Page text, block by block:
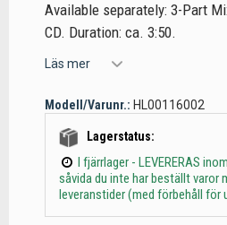
Available separately: 3-Part
CD. Duration: ca. 3:50.
Läs mer
Modell/Varunr.: HL00116002
Lagerstatus:
I fjärrlager - LEVERERAS
såvida du inte har beställt varor
leveranstider (med förbehåll för